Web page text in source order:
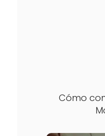
Cómo